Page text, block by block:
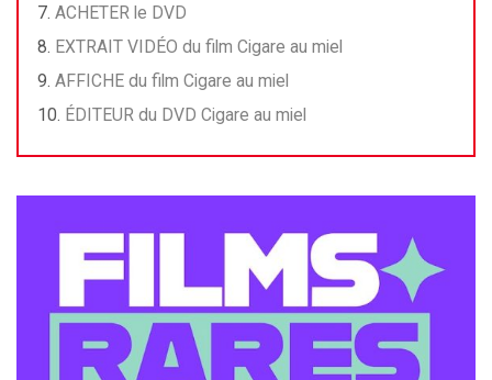
ACHETER le DVD
EXTRAIT VIDÉO du film Cigare au miel
AFFICHE du film Cigare au miel
ÉDITEUR du DVD Cigare au miel